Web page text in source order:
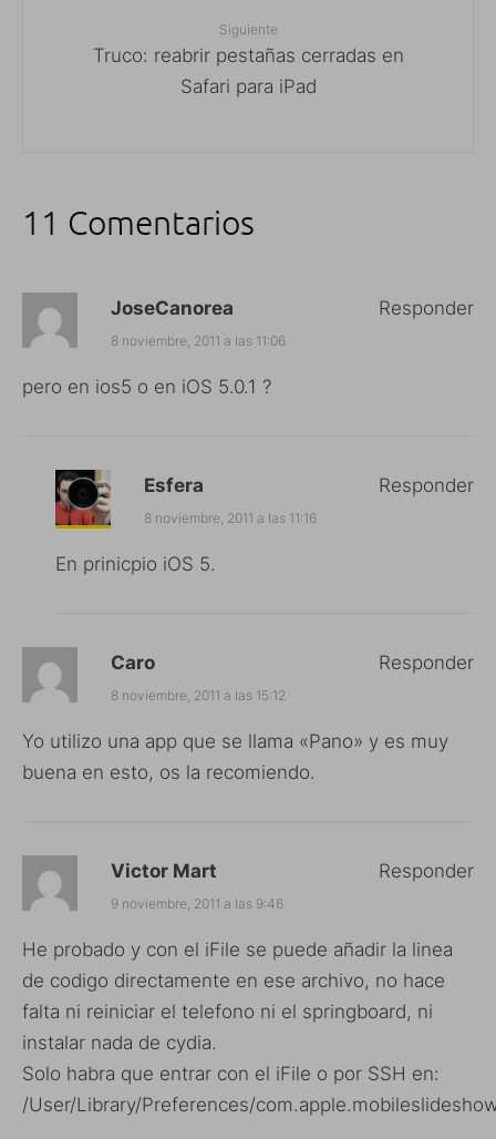
Siguiente
Truco: reabrir pestañas cerradas en
Safari para iPad
11 Comentarios
JoseCanorea
8 noviembre, 2011 a las 11:06
pero en ios5 o en iOS 5.0.1 ?
Responder
Esfera
8 noviembre, 2011 a las 11:16
En prinicpio iOS 5.
Responder
Caro
8 noviembre, 2011 a las 15:12
Yo utilizo una app que se llama «Pano» y es muy
buena en esto, os la recomiendo.
Responder
Victor Mart
9 noviembre, 2011 a las 9:46
He probado y con el iFile se puede añadir la linea
de codigo directamente en ese archivo, no hace
falta ni reiniciar el telefono ni el springboard, ni
instalar nada de cydia.
Solo habra que entrar con el iFile o por SSH en:
/User/Library/Preferences/
Responder